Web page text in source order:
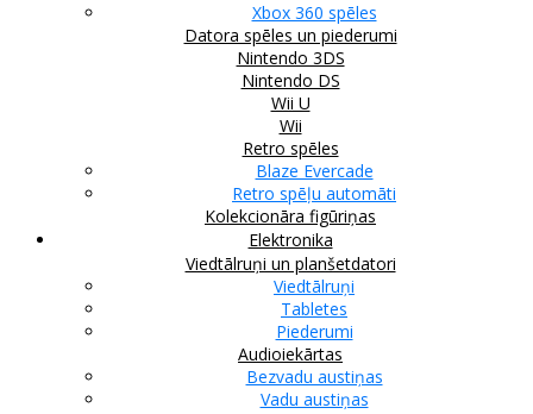
Xbox 360 spēles
Datora spēles un piederumi
Nintendo 3DS
Nintendo DS
Wii U
Wii
Retro spēles
Blaze Evercade
Retro spēļu automāti
Kolekcionāra figūriņas
Elektronika
Viedtālruņi un planšetdatori
Viedtālruņi
Tabletes
Piederumi
Audioiekārtas
Bezvadu austiņas
Vadu austiņas